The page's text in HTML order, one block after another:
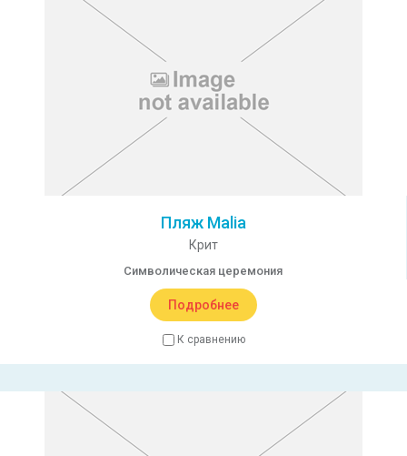
Пляж Malia
Крит
Символическая церемония
Подробнее
К сравнению